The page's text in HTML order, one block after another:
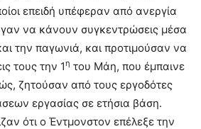
επειδή υπέφεραν από ανεργία
να κάνουν συγκεντρώσεις μέσα
την παγωνιά, και προτιμούσαν να
τους την 1η του Μάη, που έμπαινε
ζητούσαν από τους εργοδότες
εργασίας σε ετήσια βάση.
ότι ο Έντμονστον επέλεξε την